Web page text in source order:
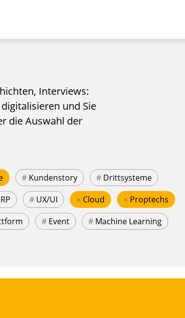
Interviews:
und Sie
die Auswahl der
# Kundenstory # Drittsysteme
# UX/UI × Cloud × Proptechs
# Event # Machine Learning